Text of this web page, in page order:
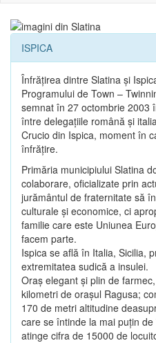
ISPICA
Înfrăţirea dintre Slatina şi
Programului de Town –
semnat în 27 octombrie 2003
între delegaţiile română şi
Crucio din Ispica, moment în
înfrăţire.
Primăria municipiului Slatina
colaborare, oficializate prin
jurământul de fraternitate să
culturale şi economice, ci
familie care este Uniunea
facem parte.
Ispica se află în Italia, Sicilia,
extremitatea sudică a insulei.
Oraş elegant şi plin de
kilometri de oraşul Ragusa;
170 de metri altitudine
care se întinde la mai puţin
atinge cifra de 15000 de